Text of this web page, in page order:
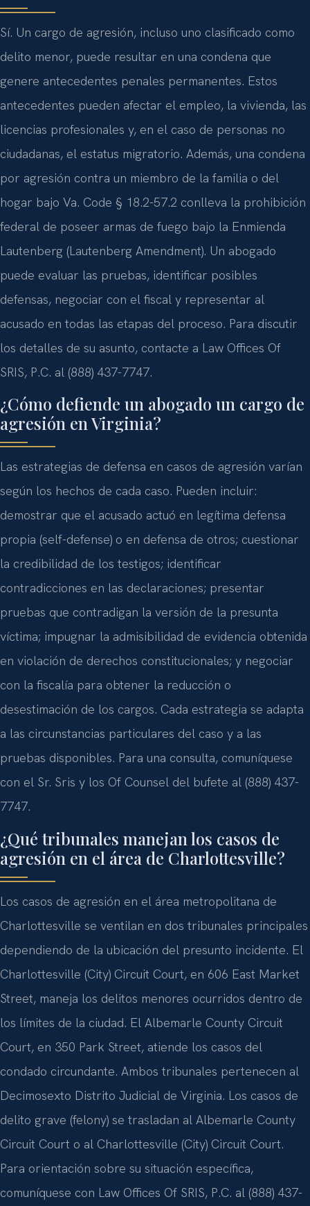
Sí. Un cargo de agresión, incluso uno clasificado como
delito menor, puede resultar en una condena que
genere antecedentes penales permanentes. Estos
antecedentes pueden afectar el empleo, la vivienda, las
licencias profesionales y, en el caso de personas no
ciudadanas, el estatus migratorio. Además, una condena
por agresión contra un miembro de la familia o del
hogar bajo Va. Code § 18.2-57.2 conlleva la prohibición
federal de poseer armas de fuego bajo la Enmienda
Lautenberg (Lautenberg Amendment). Un abogado
puede evaluar las pruebas, identificar posibles
defensas, negociar con el fiscal y representar al
acusado en todas las etapas del proceso. Para discutir
los detalles de su asunto, contacte a Law Offices Of
SRIS, P.C. al (888) 437-7747.
¿Cómo defiende un abogado un cargo de
agresión en Virginia?
Las estrategias de defensa en casos de agresión varían
según los hechos de cada caso. Pueden incluir:
demostrar que el acusado actuó en legítima defensa
propia (self-defense) o en defensa de otros; cuestionar
la credibilidad de los testigos; identificar
contradicciones en las declaraciones; presentar
pruebas que contradigan la versión de la presunta
víctima; impugnar la admisibilidad de evidencia obtenida
en violación de derechos constitucionales; y negociar
con la fiscalía para obtener la reducción o
desestimación de los cargos. Cada estrategia se adapta
a las circunstancias particulares del caso y a las
pruebas disponibles. Para una consulta, comuníquese
con el Sr. Sris y los Of Counsel del bufete al (888) 437-
7747.
¿Qué tribunales manejan los casos de
agresión en el área de Charlottesville?
Los casos de agresión en el área metropolitana de
Charlottesville se ventilan en dos tribunales principales
dependiendo de la ubicación del presunto incidente. El
Charlottesville (City) Circuit Court, en 606 East Market
Street, maneja los delitos menores ocurridos dentro de
los límites de la ciudad. El Albemarle County Circuit
Court, en 350 Park Street, atiende los casos del
condado circundante. Ambos tribunales pertenecen al
Decimosexto Distrito Judicial de Virginia. Los casos de
delito grave (felony) se trasladan al Albemarle County
Circuit Court o al Charlottesville (City) Circuit Court.
Para orientación sobre su situación específica,
comuníquese con Law Offices Of SRIS, P.C. al (888) 437-